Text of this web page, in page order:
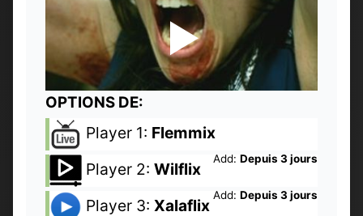
OPTIONS DE:
Player 1: Flemmix
Add: Depuis 3 jours
Player 2: Wilflix
Add: Depuis 3 jours
Player 3: Xalaflix